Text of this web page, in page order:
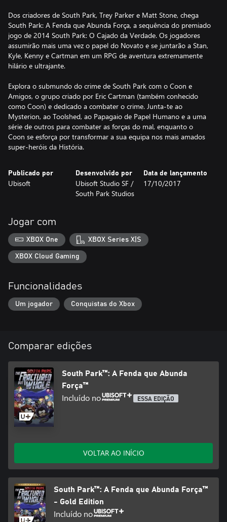
Dos criadores de South Park, Trey Parker e Matt Stone, chega
South Park: A Fenda que Abunda Força, a sequência do premiado
jogo de 2014 South Park: O Cajado da Verdade. Os jogadores
assumirão mais uma vez o papel do Novato e se juntarão a Stan,
Kyle, Kenny e Cartman em um RPG de aventura extremamente
hilário e ultrajante.
Explora o submundo do crime de South Park com o Coon e
Amigos, o grupo criado por Eric Cartman (também conhecido
como Coon) e dedicado a combater o crime. Junta-te ao
Mysterion, ao Toolshed, ao Papagaio de Papel Humano e a uma
série de outros para combater as forças do mal, enquanto o
Coon se esforça por transformar a sua equipa nos mais amados
super-heróis da História.
Publicado por
Ubisoft
Desenvolvido por
Ubisoft Studio SF /
South Park Studios
Data de lançamento
17/10/2017
Jogar com
XBOX One XBOX Series X|S
XBOX Cloud Gaming
Funcionalidades
Um jogador Conquistas do Xbox
Comparar edições
South Park™: A Fenda que Abunda
Força™
Incluído no ESSA EDIÇÃO
VOLTAR AO INÍCIO
South Park™: A Fenda que Abunda Força™
- Gold Edition
Incluído no